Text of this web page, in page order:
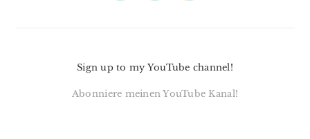
Sign up to my YouTube channel!
Abonniere meinen YouTube Kanal!